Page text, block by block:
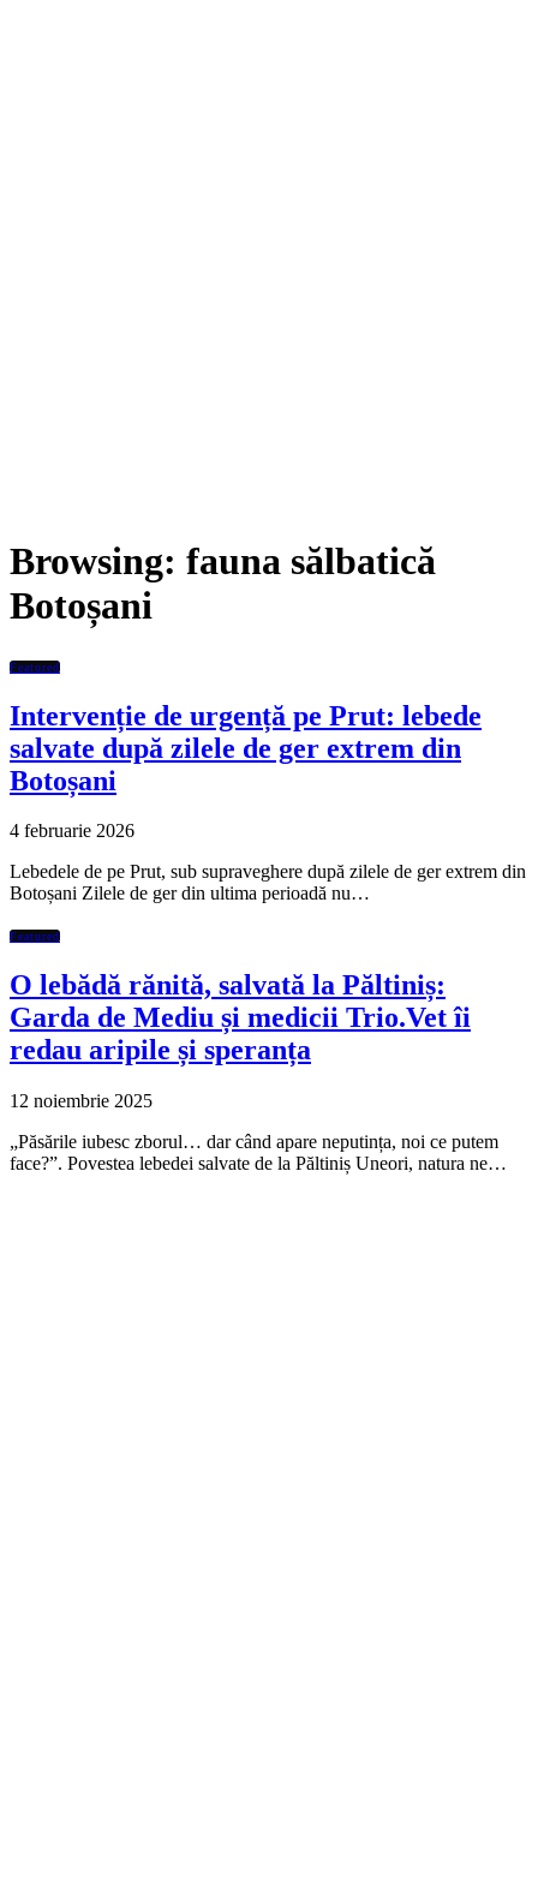
Browsing: fauna sălbatică
Botoșani
Featured
Intervenție de urgență pe Prut: lebede
salvate după zilele de ger extrem din
Botoșani
4 februarie 2026
Lebedele de pe Prut, sub supraveghere după zilele de ger extrem din
Botoșani Zilele de ger din ultima perioadă nu…
Featured
O lebădă rănită, salvată la Păltiniș:
Garda de Mediu și medicii Trio.Vet îi
redau aripile și speranța
12 noiembrie 2025
„Păsările iubesc zborul… dar când apare neputința, noi ce putem
face?”. Povestea lebedei salvate de la Păltiniș Uneori, natura ne…